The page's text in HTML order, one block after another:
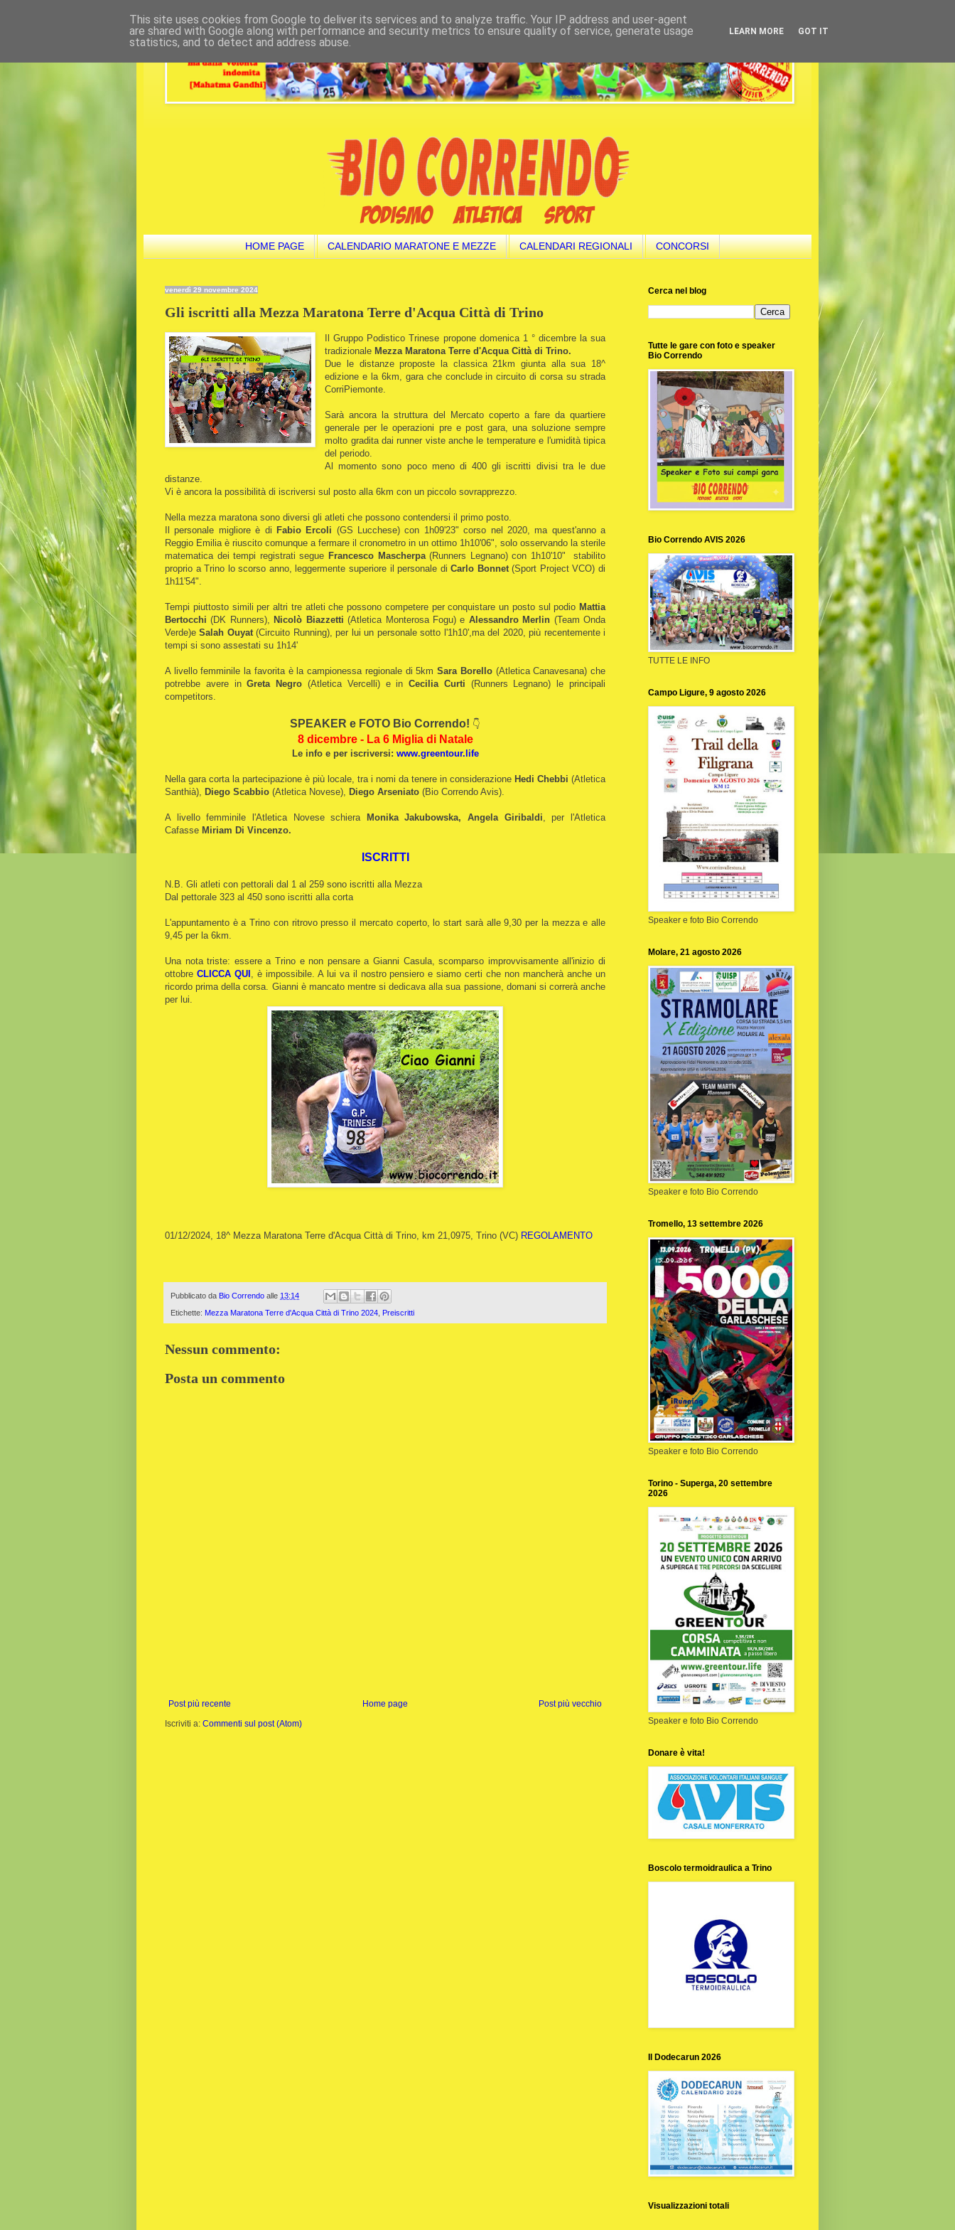
HOME PAGE CALENDARIO MARATONE E MEZZE CALENDARI REGIONALI CONCORSI
venerdì 29 novembre 2024
Gli iscritti alla Mezza Maratona Terre d'Acqua Città di Trino
Il Gruppo Podistico Trinese propone domenica 1 ° dicembre la sua
tradizionale Mezza Maratona Terre d'Acqua Città di Trino.
Due le distanze proposte la classica 21km giunta alla sua 18^
edizione e la 6km, gara che conclude in circuito di corsa su strada
CorriPiemonte.
Sarà ancora la struttura del Mercato coperto a fare da quartiere
generale per le operazioni pre e post gara, una soluzione sempre
molto gradita dai runner viste anche le temperature e l'umidità tipica
del periodo.
Al momento sono poco meno di 400 gli iscritti divisi tra le due
distanze.
Vi è ancora la possibilità di iscriversi sul posto alla 6km con un piccolo sovrapprezzo.
Nella mezza maratona sono diversi gli atleti che possono contendersi il primo posto.
Il personale migliore è di Fabio Ercoli (GS Lucchese) con 1h09'23" corso nel 2020, ma quest'anno a
Reggio Emilia è riuscito comunque a fermare il cronometro in un ottimo 1h10'06", solo osservando la sterile
matematica dei tempi registrati segue Francesco Mascherpa(Runners Legnano) con 1h10'10" stabilito
proprio a Trino lo scorso anno, leggermente superiore il personale diCarlo Bonnet(Sport Project VCO) di
1h11'54".
Tempi piuttosto simili per altri tre atleti che possono competere per conquistare un posto sul podio Mattia
Bertocchi (DK Runners), Nicolò Biazzetti (Atletica Monterosa Fogu) e Alessandro Merlin (Team Onda
Verde)eSalah Ouyat(Circuito Running), per lui un personale sotto l'1h10',ma del 2020, più recentemente i
tempi si sono assestati su 1h14'
A livello femminile la favorita è la campionessa regionale di 5kmSara Borello (Atletica Canavesana) che
potrebbe avere inGreta Negro (Atletica Vercelli) e inCecilia Curti (Runners Legnano) le principali
competitors.
SPEAKER e FOTO Bio Correndo! 👇
8 dicembre - La 6 Miglia di Natale
Le info e per iscriversi: www.greentour.life
Nella gara corta la partecipazione è più locale, tra i nomi da tenere in considerazione Hedi Chebbi (Atletica
Santhià),
Diego Scabbio (Atletica Novese), Diego Arseniato (Bio Correndo Avis).
A livello femminile l'Atletica Novese schiera Monika Jakubowska, Angela Giribaldi , per l'Atletica
Cafasse Miriam Di Vincenzo.
ISCRITTI
N.B. Gli atleti con pettorali dal 1 al 259 sono iscritti alla Mezza
Dal pettorale 323 al 450 sono iscritti alla corta
L'appuntamento è a Trino con ritrovo presso il mercato coperto, lo start sarà alle 9,30 per la mezza e alle
9,45 per la 6km.
Una nota triste: essere a Trino e non pensare a Gianni Casula, scomparso improvvisamente all'inizio di
ottobre CLICCA QUI
, è impossibile. A lui va il nostro pensiero e siamo certi che non mancherà anche un
ricordo prima della corsa. Gianni è mancato mentre si dedicava alla sua passione, domani si correrà anche
per lui.
01/12/2024, 18^ Mezza Maratona Terre d'Acqua Città di Trino, km 21,0975, Trino (VC) REGOLAMENTO
Pubblicato da Bio Correndo alle 13:14
Etichette: Mezza Maratona Terre d'Acqua Città di Trino 2024 Preiscritti
Nessun commento:
Posta un commento
Post più recente Post più vecchio
Home page
Iscriviti a: Commenti sul post (Atom)
Cerca nel blog
Tutte le gare con foto e speaker
Bio Correndo
Bio Correndo AVIS 2026
TUTTE LE INFO
Campo Ligure, 9 agosto 2026
Speaker e foto Bio Correndo
Molare, 21 agosto 2026
Speaker e foto Bio Correndo
Tromello, 13 settembre 2026
Speaker e foto Bio Correndo
Torino - Superga, 20 settembre
2026
Speaker e foto Bio Correndo
Donare è vita!
Boscolo termoidraulica a Trino
Il Dodecarun 2026
Visualizzazioni totali
This site uses cookies from Google to deliver its services and to analyze traffic. Your IP address and user-agent
are shared with Google along with performance and security metrics to ensure quality of service, generate usage
statistics, and to detect and address abuse.
LEARN MORE GOT IT